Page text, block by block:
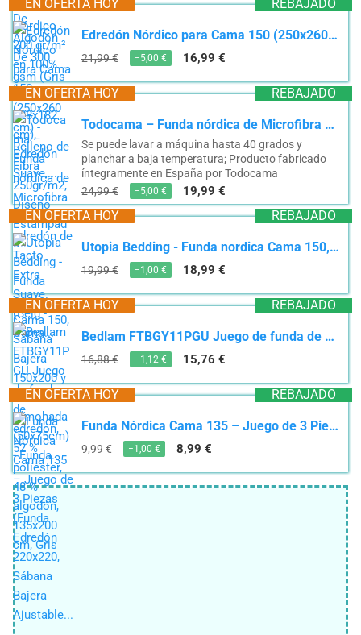
REBAJADO
EN OFERTA HOY
Edredón Nórdico para Cama 150 (250x260 cm) - Relleno de Fibra 250gr/m2, Diseño Estampado...
21,99 € −5,00 € 16,99 €
REBAJADO
EN OFERTA HOY
Todocama – Funda nórdica de Microfibra para edredón de Tacto Extra Suave. (Beig - Cama...
Se puede lavar a máquina hasta 40 grados y
planchar a baja temperatura; Producto fabricado
íntegramente en España por Todocama
24,99 €
−5,00 € 19,99 €
REBAJADO
EN OFERTA HOY
Utopia Bedding - Funda nordica Cama 150, Sabana Bajera 150x200 y Fundas Almohada (50x75cm) - Funda...
19,99 € −1,00 € 18,99 €
REBAJADO
EN OFERTA HOY
Bedlam FTBGY11PGU Juego de funda de edredón, 52 % poliéster, 48 % algodón, 135x200 cm, Gris
16,88 € −1,12 € 15,76 €
REBAJADO
EN OFERTA HOY
Funda Nórdica Cama 135 – Juego de 3 Piezas (Funda Edredón 220x220, Sábana Bajera Ajustable...
9,99 € −1,00 € 8,99 €